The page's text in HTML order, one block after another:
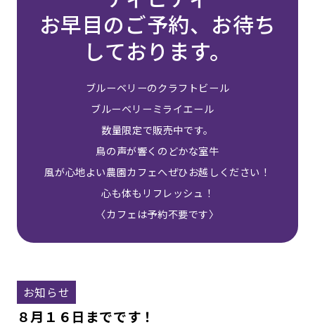
お早目のご予約、お待ち
しております。
ブルーベリーのクラフトビール
ブルーベリーミライエール
数量限定で販売中です。
鳥の声が響くのどかな室牛
風が心地よい農園カフェへぜひお越しください！
心も体もリフレッシュ！
〈カフェは予約不要です〉
お知らせ
８月１６日までです！